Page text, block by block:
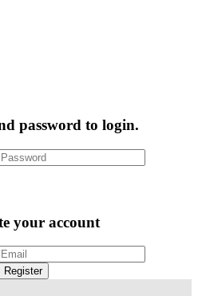
password to login.
your account
Register